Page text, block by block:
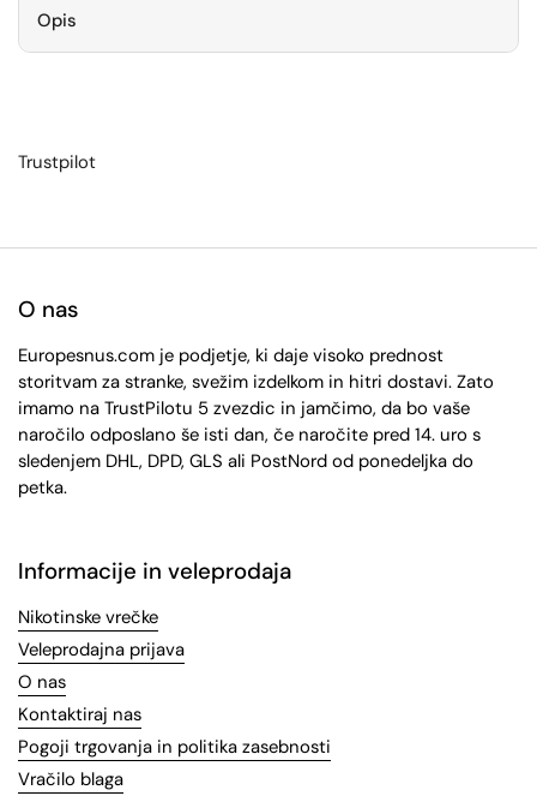
Opis
Trustpilot
O nas
Europesnus.com je podjetje, ki daje visoko prednost
storitvam za stranke, svežim izdelkom in hitri dostavi. Zato
imamo na TrustPilotu 5 zvezdic in jamčimo, da bo vaše
naročilo odposlano še isti dan, če naročite pred 14. uro s
sledenjem DHL, DPD, GLS ali PostNord od ponedeljka do
petka.
Informacije in veleprodaja
Nikotinske vrečke
Veleprodajna prijava
O nas
Kontaktiraj nas
Pogoji trgovanja in politika zasebnosti
Vračilo blaga